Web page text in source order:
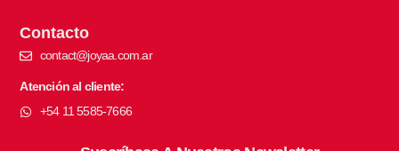
Contacto
contact@joyaa.com.ar
Atención al cliente:
+54 11 5585-7666